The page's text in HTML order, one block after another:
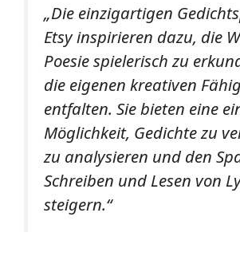
„Die einzigartigen
Etsy inspirieren dazu, die
Poesie spielerisch zu
die eigenen kreativen
entfalten. Sie bieten eine
Möglichkeit, Gedichte zu
zu analysieren und den
Schreiben und Lesen von
steigern.“